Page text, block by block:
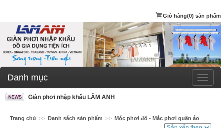
Giỏ hàng(0) sản phẩm
Danh mục
Giàn phơi nhập khẩu LÂM ANH
Trang chủ >> Danh sách sản phẩm >> Móc phơi đồ - Mắc phơi quần áo